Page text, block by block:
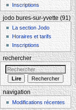
Inscriptions
jodo bures-sur-yvette (91)
La section Jodo
Horaires et tarifs
Inscriptions
rechercher
navigation
Modifications récentes